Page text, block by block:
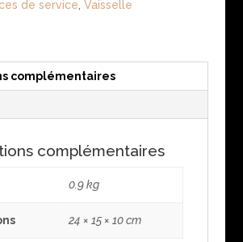
de service, Vaisselle
complémentaires
complémentaires
0.9 kg
24 × 15 × 10 cm